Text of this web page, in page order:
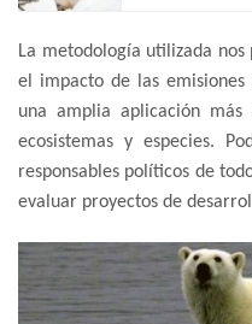
La metodología utilizada
el impacto de las
una amplia aplicación
ecosistemas y especies.
responsables políticos de
evaluar proyectos de